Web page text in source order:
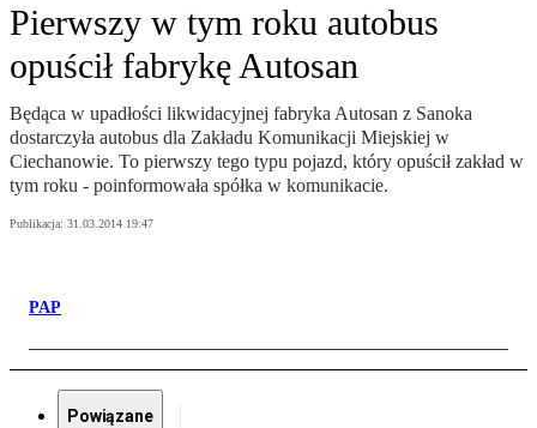
Pierwszy w tym roku autobus
opuścił fabrykę Autosan
Będąca w upadłości likwidacyjnej fabryka Autosan z Sanoka
dostarczyła autobus dla Zakładu Komunikacji Miejskiej w
Ciechanowie. To pierwszy tego typu pojazd, który opuścił zakład w
tym roku - poinformowała spółka w komunikacie.
Publikacja: 31.03.2014 19:47
PAP
Powiązane